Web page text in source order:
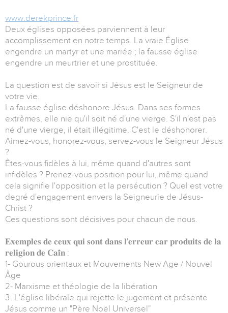
www.derekprince.fr
Deux églises opposées parviennent à leur
accomplissement en notre temps. La vraie Église
engendre un martyr et une mariée ; la fausse église
engendre un meurtrier et une prostituée.
La question est de savoir si Jésus est le Seigneur de
votre vie.
La fausse église déshonore Jésus. Dans ses formes
extrêmes, elle nie qu'il soit né d'une vierge. S'il n'est pas
né d'une vierge, il était illégitime. C'est le déshonorer.
Aimez-vous, honorez-vous, servez-vous le Seigneur Jésus
?
Êtes-vous fidèles à lui, même quand d'autres sont
infidèles ? Prenez-vous position pour lui, même quand
cela signifie l'opposition et la persécution ? Quel est votre
degré d'engagement envers la Seigneurie de Jésus-
Christ ?
Ces questions sont décisives pour chacun de nous.
𝐄𝐱𝐞𝐦𝐩𝐥𝐞𝐬 𝐝𝐞 𝐜𝐞𝐮𝐱 𝐪𝐮𝐢 𝐬𝐨𝐧𝐭 𝐝𝐚𝐧𝐬 𝐥'𝐞𝐫𝐫𝐞𝐮𝐫 𝐜𝐚𝐫 𝐩𝐫𝐨𝐝𝐮𝐢𝐭𝐬 𝐝𝐞 𝐥𝐚
𝐫𝐞𝐥𝐢𝐠𝐢𝐨𝐧 𝐝𝐞 𝐂𝐚𝐢̈𝐧 :
1- Gourous orientaux et Mouvements New Age / Nouvel
Âge
2- Marxisme et théologie de la libération
3- L'église libérale qui rejette le jugement et présente
Jésus comme un "Père Noël Universel"